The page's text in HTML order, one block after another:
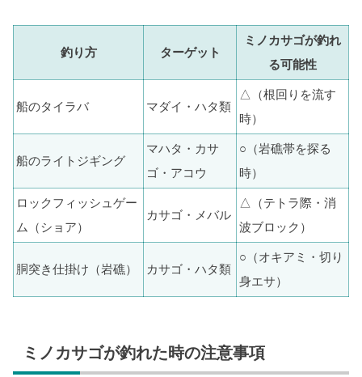
釣り方 ターゲット
ミノカサゴが釣れ
る可能性
船のタイラバ マダイ・ハタ類
△（根回りを流す
時）
船のライトジギング
マハタ・カサ
ゴ・アコウ
○（岩礁帯を探る
時）
ロックフィッシュゲー
ム（ショア）
カサゴ・メバル
△（テトラ際・消
波ブロック）
胴突き仕掛け（岩礁） カサゴ・ハタ類
○（オキアミ・切り
身エサ）
ミノカサゴが釣れた時の注意事項